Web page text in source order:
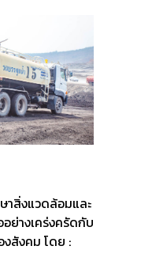
าสิ่งแวดล้อมและ
งเคร่งครัดกับ
งสังคม โดย :